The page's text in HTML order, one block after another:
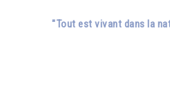
"Tout est vivant dans la